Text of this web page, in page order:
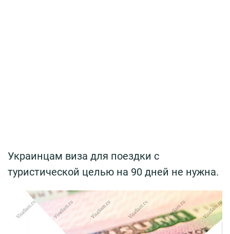
Украинцам виза для поездки с
туристической целью на 90 дней не нужна.